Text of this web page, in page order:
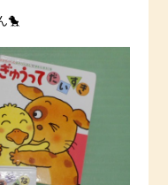
🐤